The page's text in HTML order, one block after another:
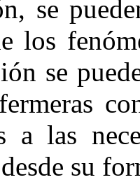
se
los
se
a las
su